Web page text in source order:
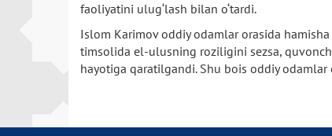
faoliyatini ulug‘lash bilan o‘tardi.
Islom Karimov oddiy odamlar orasida
timsolida el-ulusning roziligini sezsa,
hayotiga qaratilgandi. Shu bois oddiy